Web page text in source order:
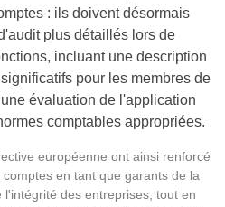
: ils doivent désormais
plus détaillés lors de
incluant une description
pour les membres de
évaluation de l'application
comptables appropriées.
européenne ont ainsi renforcé
en tant que garants de la
des entreprises, tout en